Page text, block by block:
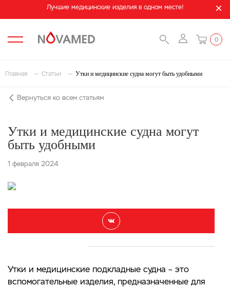
Лучшие медицинские изделия в одном месте!
0
Главная Статьи Утки и медицинские судна могут быть удобными
Вернуться ко всем статьям
Утки и медицинские судна могут
быть удобными
1 февраля 2024
Утки и медицинские подкладные судна – это
вспомогательные изделия, предназначенные для